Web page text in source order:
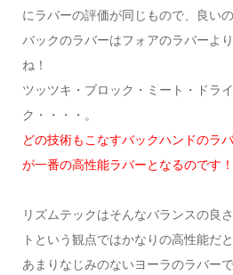
にラバーの評価が同じもので、良い
バックのラバーはフォアのラバーよ
ね！
ツッツキ・ブロック・ミート・ドラ
ク・・・・。
どの技術もこなすバックハンドのラ
が一番の高性能ラバーとなるのです！
リズムテックはそんなバランスの良
トという観点ではかなりの高性能だ
あまりなじみのないヨーラのラバー